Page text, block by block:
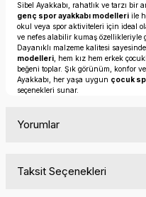
Sibel Ayakkabı, rahatlık ve tarzı bir
genç spor ayakkabı modelleri ile
okul veya spor aktiviteleri için ideal
ve nefes alabilir kumaş özellikleriyle
Dayanıklı malzeme kalitesi
modelleri , hem kız hem erkek
beğeni toplar. Şık görünüm, konfor
Ayakkabı, her yaşa uygun çocuk
seçenekleri sunar.
Yorumlar
Taksit Seçenekleri